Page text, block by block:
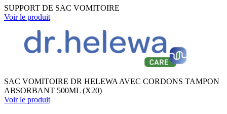
SUPPORT DE SAC VOMITOIRE
Voir le produit
SAC VOMITOIRE DR HELEWA AVEC CORDONS TAMPON
ABSORBANT 500ML (X20)
Voir le produit